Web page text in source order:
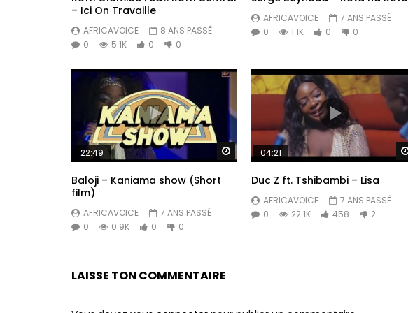
– Ici On Travaille
AFRICAVOICE
8 ANS PASSÉ
0
5.1K 0 0
AFRICAVOICE
7 ANS PASSÉ
0
1.1K 0 0
Regarder Plus Tard
22:49
Baloji – Kaniama show (Short
film)
AFRICAVOICE
7 ANS PASSÉ
0
0.9K 0 0
04:21
Duc Z ft. Tshibambi – Lisa
AFRICAVOICE
7 ANS PASSÉ
0
22.1K 458 2
LAISSE TON COMMENTAIRE